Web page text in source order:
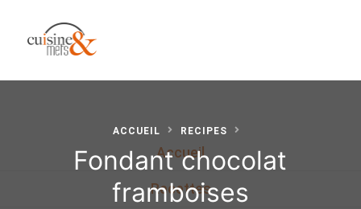
Accueil
Recettes
ACCUEIL RECIPES
Fondant chocolat
framboises